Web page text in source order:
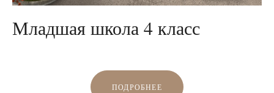
Младшая школа 4 класс
ПОДРОБНЕЕ